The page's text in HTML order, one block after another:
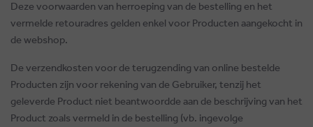
Deze voorwaarden van herroeping van de bestelling en het
vermelde retouradres gelden enkel voor Producten aangekocht in
de webshop.
De verzendkosten voor de terugzending van online bestelde
Producten zijn voor rekening van de Gebruiker, tenzij het
geleverde Product niet beantwoordde aan de beschrijving van het
Product zoals vermeld in de bestelling (vb. ingevolge